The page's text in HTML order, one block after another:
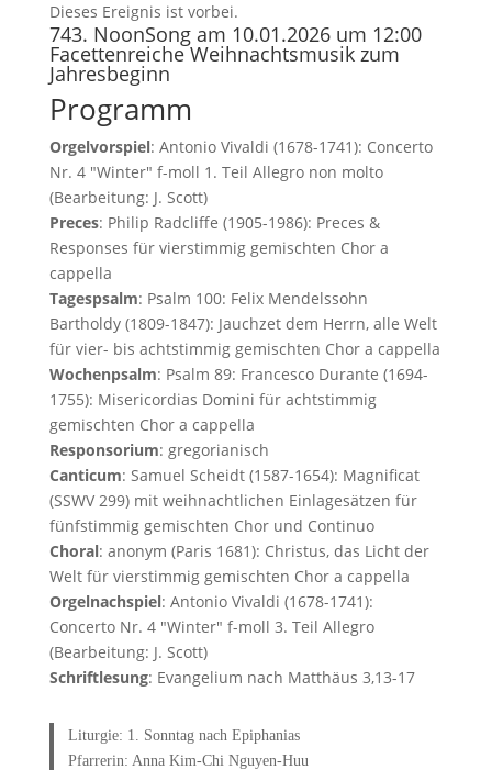
Dieses Ereignis ist vorbei.
743. NoonSong am 10.01.2026 um 12:00
Facettenreiche Weihnachtsmusik zum
Jahresbeginn
Programm
Orgelvorspiel: Antonio Vivaldi (1678-1741): Concerto
Nr. 4 "Winter" f-moll 1. Teil Allegro non molto
(Bearbeitung: J. Scott)
Preces: Philip Radcliffe (1905-1986): Preces &
Responses für vierstimmig gemischten Chor a
cappella
Tagespsalm: Psalm 100: Felix Mendelssohn
Bartholdy (1809-1847): Jauchzet dem Herrn, alle Welt
für vier- bis achtstimmig gemischten Chor a cappella
Wochenpsalm: Psalm 89: Francesco Durante (1694-
1755): Misericordias Domini für achtstimmig
gemischten Chor a cappella
Responsorium: gregorianisch
Canticum: Samuel Scheidt (1587-1654): Magnificat
(SSWV 299) mit weihnachtlichen Einlagesätzen für
fünfstimmig gemischten Chor und Continuo
Choral: anonym (Paris 1681): Christus, das Licht der
Welt für vierstimmig gemischten Chor a cappella
Orgelnachspiel: Antonio Vivaldi (1678-1741):
Concerto Nr. 4 "Winter" f-moll 3. Teil Allegro
(Bearbeitung: J. Scott)
Schriftlesung: Evangelium nach Matthäus 3,13-17
Liturgie: 1. Sonntag nach Epiphanias
Pfarrerin: Anna Kim-Chi Nguyen-Huu